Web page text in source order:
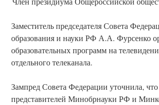
Заместитель председателя Совета
образования и науки РФ А.А. Фурсенко
образовательных программ на
отдельного телеканала.
Зампред Совета Федерации уточнила,
представителей Минобрнауки РФ и